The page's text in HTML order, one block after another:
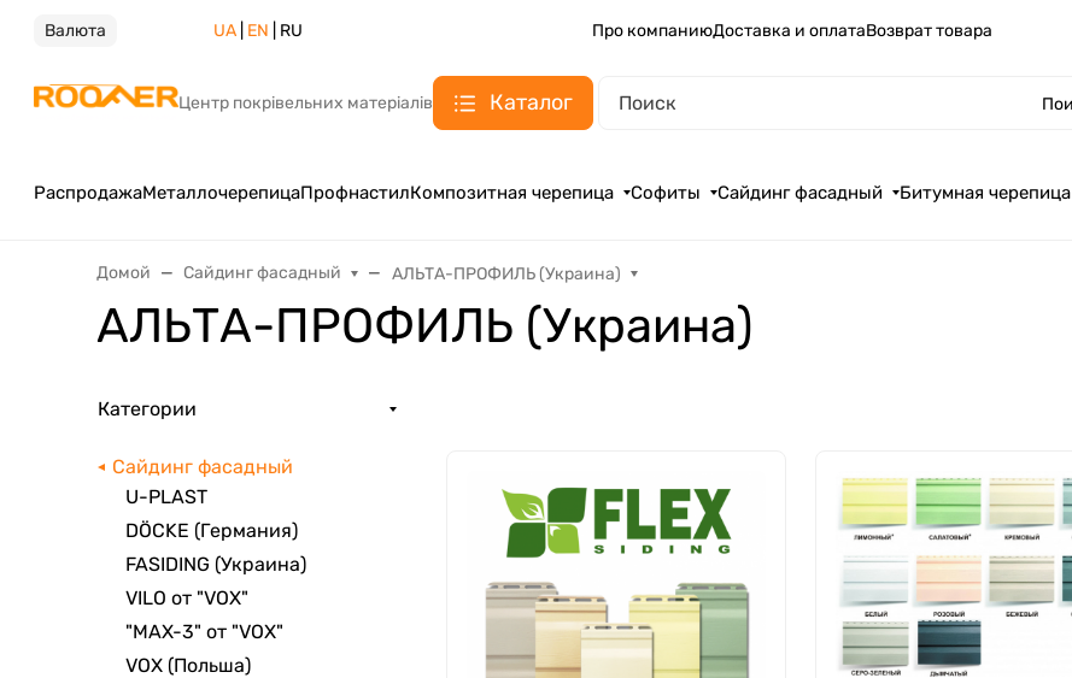
Валюта UA| EN | RU Про компаниюДоставка и оплатаВозврат товара
Центр покрівельних матеріалів Каталог
РаспродажаМеталлочерепицаПрофнастилКомпозитная черепица Софиты Сайдинг фасадный Битумная черепица
Домой Сайдинг фасадный АЛЬТА-ПРОФИЛЬ (Украина)
АЛЬТА-ПРОФИЛЬ (Украина)
Категории
Сайдинг фасадный
U-PLAST
DÖCKE (Германия)
FASIDING (Украина)
VILO от "VOX"
"MAX-3" от "VOX"
VOX (Польша)